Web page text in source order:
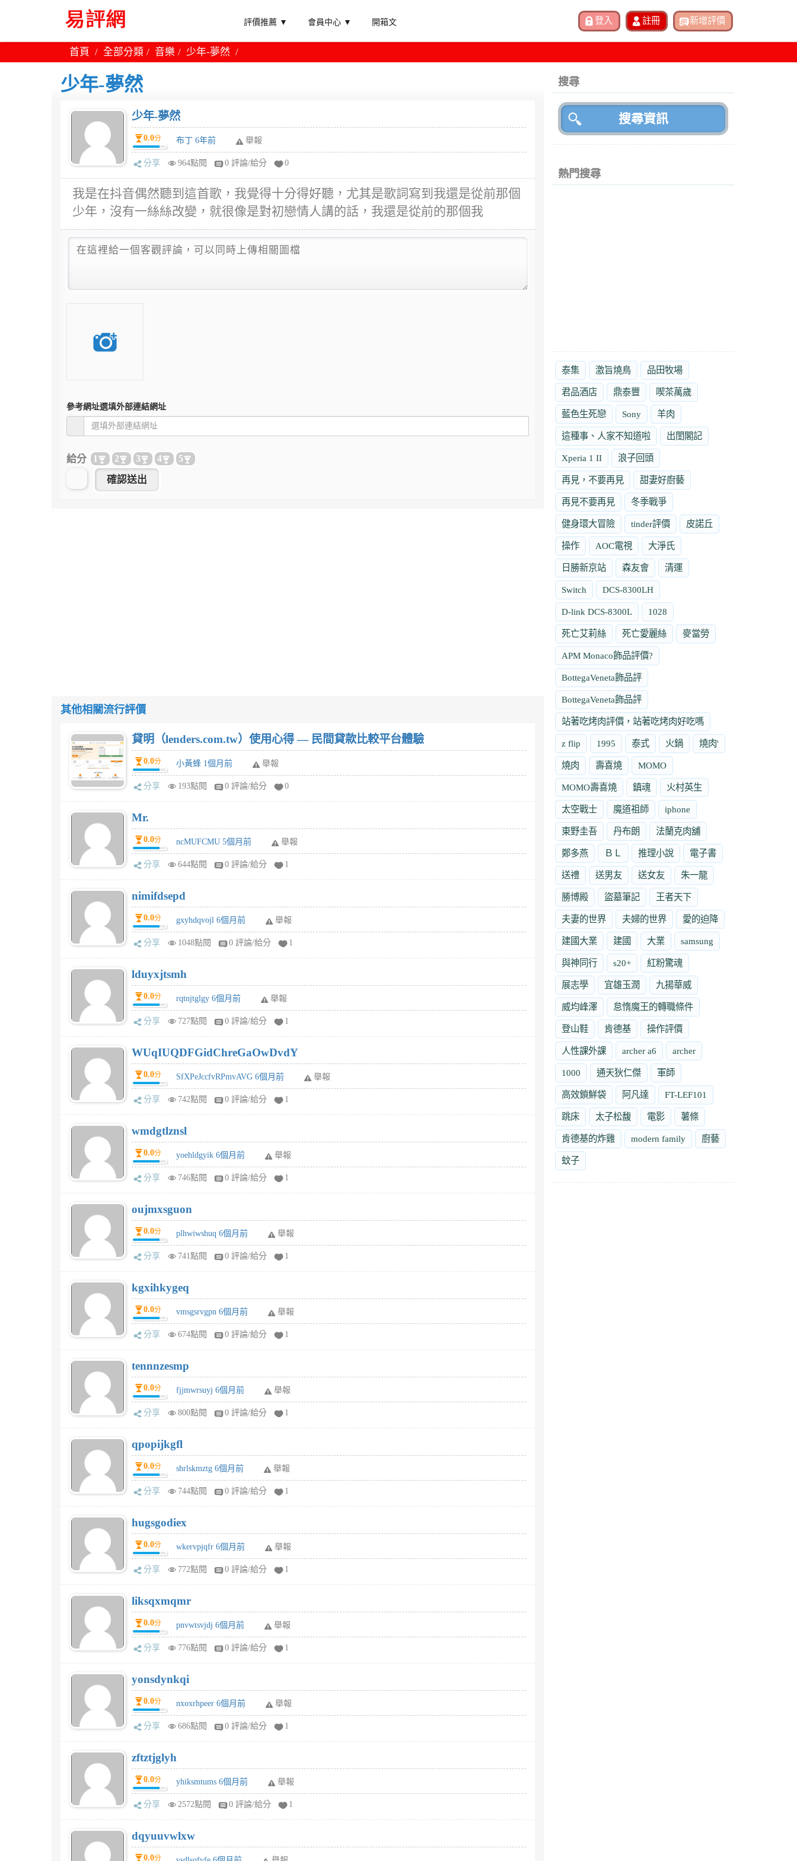
評價推薦 ▼ 會員中心 ▼ 開箱文
首頁 全部分類 音樂 少年-夢然
少年-夢然
少年-夢然
0.0分 布丁 6年前 舉報
分享 964點閱 0 評論/給分 0
我是在抖音偶然聽到這首歌，我覺得十分得好聽，尤其是歌詞寫到我還是從前那個
少年，沒有一絲絲改變，就很像是對初戀情人講的話，我還是從前的那個我
參考網址選填外部連結網址
給分 1 2 3 4 5
其他相關流行評價
貸明（lenders.com.tw）使用心得 — 民間貸款比較平台體驗
0.0分 小黃蜂 1個月前 舉報
分享 193點閱 0 評論/給分 0
Mr.
0.0分 ncMUFCMU 5個月前 舉報
分享 644點閱 0 評論/給分 1
nimifdsepd
0.0分 gxyhdqvojl 6個月前 舉報
分享 1048點閱 0 評論/給分 1
lduyxjtsmh
0.0分 rqtnjtglgy 6個月前 舉報
分享 727點閱 0 評論/給分 1
WUqIUQDFGidChreGaOwDvdY
0.0分 SfXPeJccfvRPmvAVG 6個月前 舉報
分享 742點閱 0 評論/給分 1
wmdgtlznsl
0.0分 yoehldgyik 6個月前 舉報
分享 746點閱 0 評論/給分 1
oujmxsguon
0.0分 plhwiwshuq 6個月前 舉報
分享 741點閱 0 評論/給分 1
kgxihkygeq
0.0分 vmsgsrvgpn 6個月前 舉報
分享 674點閱 0 評論/給分 1
tennnzesmp
0.0分 fjjmwrsuyj 6個月前 舉報
分享 800點閱 0 評論/給分 1
qpopijkgfl
0.0分 shrlskmztg 6個月前 舉報
分享 744點閱 0 評論/給分 1
hugsgodiex
0.0分 wkervpjqfr 6個月前 舉報
分享 772點閱 0 評論/給分 1
liksqxmqmr
0.0分 pnvwtsvjdj 6個月前 舉報
分享 776點閱 0 評論/給分 1
yonsdynkqi
0.0分 nxoxrhpeer 6個月前 舉報
分享 686點閱 0 評論/給分 1
zftztjglyh
0.0分 yhiksmtums 6個月前 舉報
分享 2572點閱 0 評論/給分 1
dqyuuvwlxw
0.0分
搜尋
熱門搜尋
泰集 激旨燒鳥 品田牧場
君品酒店 鼎泰豐 喫茶萬歲
藍色生死戀 Sony 羊肉
這種事、人家不知道啦 出閨閣記
Xperia 1 II 浪子回頭
再見，不要再見 甜妻好廚藝
再見不要再見 冬季戰爭
健身環大冒險 tinder評價 皮諾丘
操作 AOC電視 大淨氏
日勝新京站 森友會 清運
Switch DCS-8300LH
D-link DCS-8300L 1028
死亡艾莉絲 死亡愛麗絲 麥當勞
APM Monaco飾品評價?
BottegaVeneta飾品評
BottegaVeneta飾品評
站著吃烤肉評價，站著吃烤肉好吃嗎
z flip 1995 泰式 火鍋 燒肉'
燒肉 壽喜燒 MOMO
MOMO壽喜燒 鎮魂 火村英生
太空戰士 魔道祖師 iphone
東野圭吾 丹布朗 法蘭克肉舖
鄭多燕 ＢＬ 推理小說 電子書
送禮 送男友 送女友 朱一龍
勝博殿 盜墓筆記 王者天下
夫妻的世界 夫婦的世界 愛的迫降
建國大業 建國 大業 samsung
與神同行 s20+ 紅粉驚魂
展志學 宜雄玉潤 九揚華威
威均峰澤 怠惰魔王的轉職條件
登山鞋 肯德基 操作評價
人性課外課 archer a6 archer
1000 通天狄仁傑 軍師
高效鎖鮮袋 阿凡達 FT-LEF101
跳床 太子松馥 電影 薯條
肯德基的炸雞 modern family 廚藝
蚊子